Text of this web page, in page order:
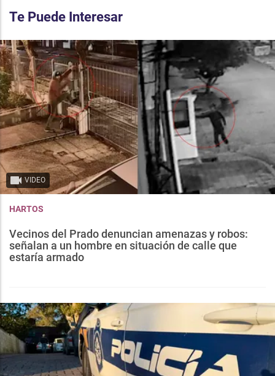
Te Puede Interesar
VIDEO
HARTOS
Vecinos del Prado denuncian amenazas y robos:
señalan a un hombre en situación de calle que
estaría armado